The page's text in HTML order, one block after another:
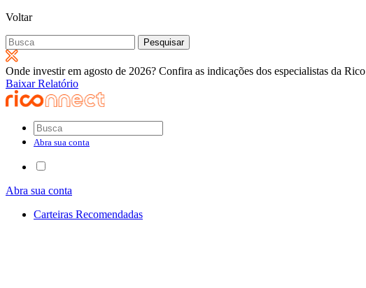
Voltar
Pesquisar
por:
Onde investir em agosto de 2026? Confira as indicações dos especialistas da Rico
Baixar Relatório
Abra sua conta
Abra sua conta
Carteiras Recomendadas